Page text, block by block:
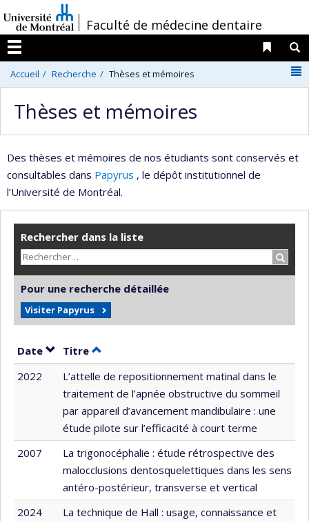
au
contenu
/Faculté de médecine dentaire
Menu
Liens
Accueil Recherche Thèses et mémoires
Thèses et mémoires
Des thèses et mémoires de nos étudiants sont conservés et
consultables dans Papyrus , le dépôt institutionnel de
l’Université de Montréal.
Rechercher dans la liste
Pour une recherche détaillée
Visiter Papyrus
Date Trier par date en ordre décroissant
Titre Trier par titre en ordre décroissant
2022
L’attelle de repositionnement matinal dans le
traitement de l’apnée obstructive du sommeil
par appareil d’avancement mandibulaire : une
étude pilote sur l’efficacité à court terme
2007
La trigonocéphalie : étude rétrospective des
malocclusions dentosquelettiques dans les sens
antéro-postérieur, transverse et vertical
2024
La technique de Hall : usage, connaissance et